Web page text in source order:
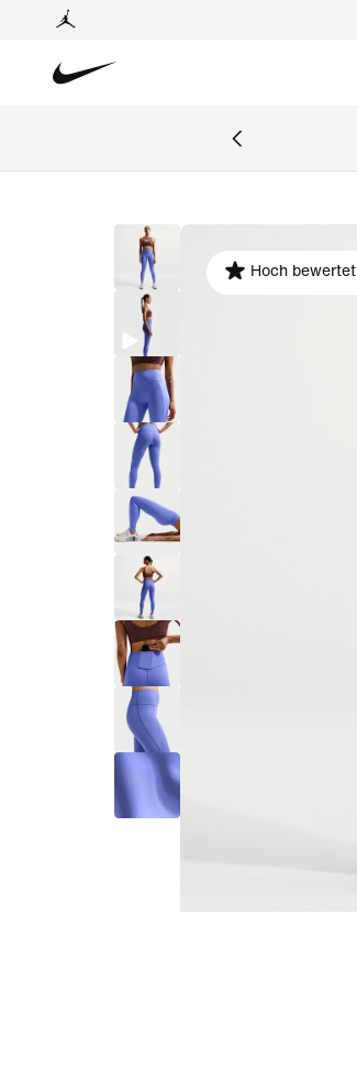
Hoch bewertet